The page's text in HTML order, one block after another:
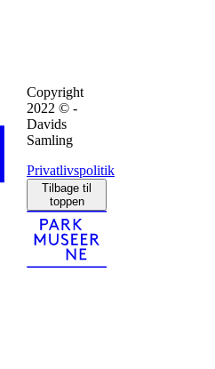
Copyright
2022 © -
Davids
Samling
Privatlivspolitik
Tilbage til
toppen